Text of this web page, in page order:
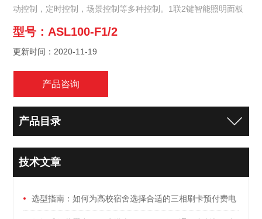
动控制，定时控制，场景控制等多种控制。1联2键智能照明面板
型号：ASL100-F1/2
更新时间：2020-11-19
产品咨询
产品目录
技术文章
选型指南：如何为高校宿舍选择合适的三相刷卡预付费电